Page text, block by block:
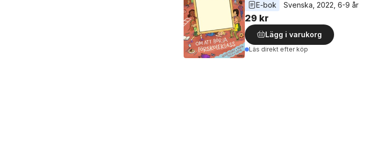
E-bok
Svenska 2022 6-9 år
29 kr
Lägg i varukorg
Läs direkt efter köp